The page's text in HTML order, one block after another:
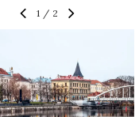
1 / 2